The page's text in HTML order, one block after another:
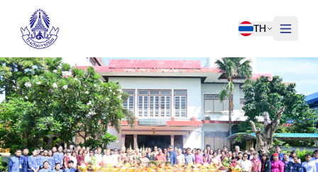
TH
หน้าแรก
เกี่ยวกับเรา
บุคลากรราชวินิต
ข่าวสาร & กิจกรรม